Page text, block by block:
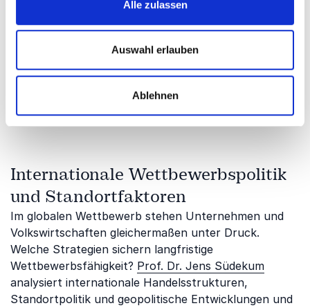
Alle zulassen
Auswahl erlauben
Ablehnen
hemmen sie Innovation? Dieser Themenblock
beleuchtet die Balance zwischen freiem Markt und
staatlicher Regulierung.Prof. Dr. Michael Hüther
Maßnahmen gestaltet sein müssen, um Stabilität zu
sichern und gleichzeitig Wachstum zu ermöglichen.
Internationale Wettbewerbspolitik
und Standortfaktoren
Im globalen Wettbewerb stehen Unternehmen und
Volkswirtschaften gleichermaßen unter Druck.
Welche Strategien sichern langfristige
Wettbewerbsfähigkeit? Prof. Dr. Jens Südekum
analysiert internationale Handelsstrukturen,
Standortpolitik und geopolitische Entwicklungen und